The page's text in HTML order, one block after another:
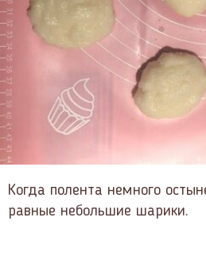
Когда полента немного
равные небольшие шарики.